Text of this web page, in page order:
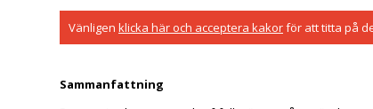
Vänligen klicka här och acceptera kakorför att titta på
Sammanfattning